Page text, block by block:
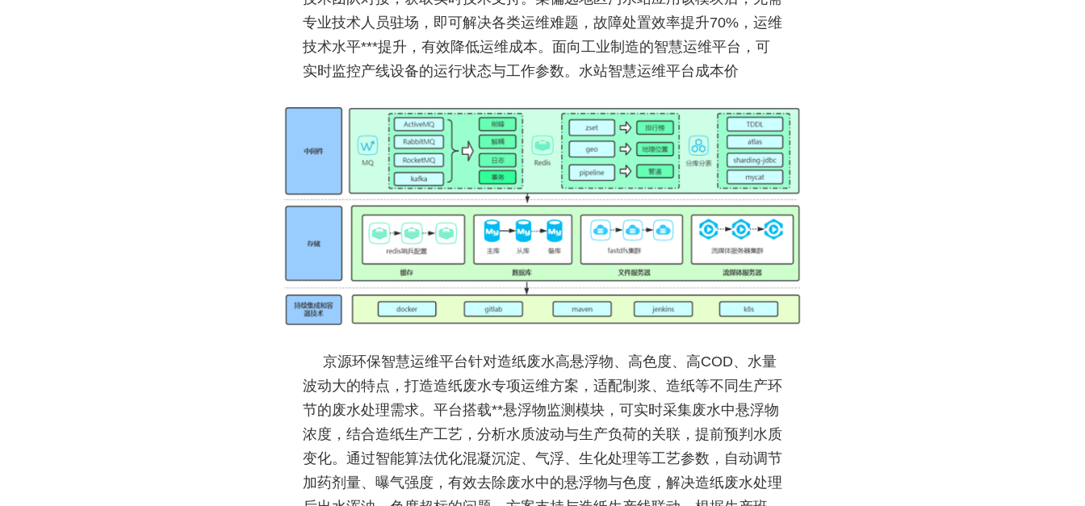
专业技术人员驻场，即可解决各类运维难题，故障处置效率提升70%，运维
技术水平***提升，有效降低运维成本。面向工业制造的智慧运维平台，可
实时监控产线设备的运行状态与工作参数。水站智慧运维平台成本价
京源环保智慧运维平台针对造纸废水高悬浮物、高色度、高COD、水量
波动大的特点，打造造纸废水专项运维方案，适配制浆、造纸等不同生产环
节的废水处理需求。平台搭载**悬浮物监测模块，可实时采集废水中悬浮物
浓度，结合造纸生产工艺，分析水质波动与生产负荷的关联，提前预判水质
变化。通过智能算法优化混凝沉淀、气浮、生化处理等工艺参数，自动调节
加药剂量、曝气强度，有效去除废水中的悬浮物与色度，解决造纸废水处理